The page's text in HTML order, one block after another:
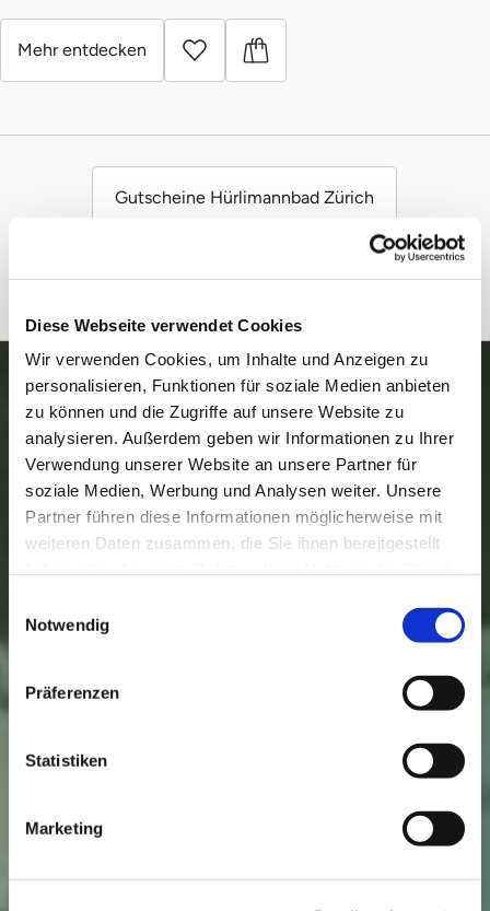
Diese Webseite verwendet Cookies
Wir verwenden Cookies, um Inhalte und Anzeigen zu
personalisieren, Funktionen für soziale Medien anbieten
zu können und die Zugriffe auf unsere Website zu
analysieren. Außerdem geben wir Informationen zu Ihrer
Verwendung unserer Website an unsere Partner für
soziale Medien, Werbung und Analysen weiter. Unsere
Partner führen diese Informationen möglicherweise mit
weiteren Daten zusammen, die Sie ihnen bereitgestellt
Notwendig
Präferenzen
Statistiken
Marketing
Mehr entdecken
Gutscheine Hürlimannbad Zürich